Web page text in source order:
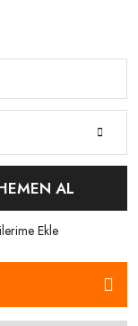
AL